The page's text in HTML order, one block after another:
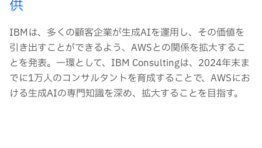
供
IBMは、多くの顧客企業が生成AIを運用し、その価値を
引き出すことができるよう、AWSとの関係を拡大するこ
とを発表。一環として、IBM Consultingは、2024年末ま
でに1万人のコンサルタントを育成することで、AWSにお
ける生成AIの専門知識を深め、拡大することを目指す。